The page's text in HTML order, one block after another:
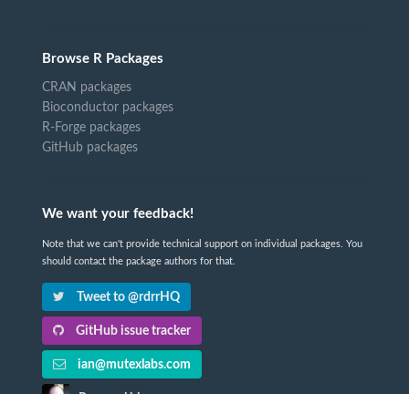
Browse R Packages
CRAN packages
Bioconductor packages
R-Forge packages
GitHub packages
We want your feedback!
Note that we can't provide technical support on individual packages. You
should contact the package authors for that.
Tweet to @rdrrHQ
GitHub issue tracker
ian@mutexlabs.com